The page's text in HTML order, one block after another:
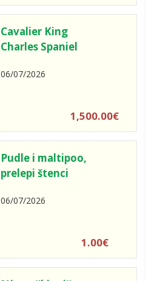
Cavalier King
Charles Spaniel
06/07/2026
1,500.00€
Pudle i maltipoo,
prelepi štenci
06/07/2026
1.00€